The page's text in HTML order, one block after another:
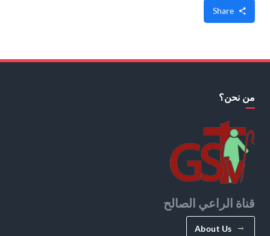
من نحن؟
قناة الراعي الصالح
About Us